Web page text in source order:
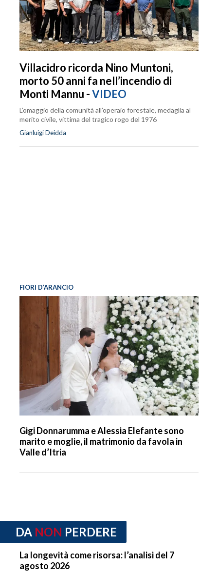
Villacidro ricorda Nino Muntoni,
morto 50 anni fa nell’incendio di
Monti Mannu -VIDEO
L’omaggio della comunità all’operaio forestale, medaglia al
merito civile, vittima del tragico rogo del 1976
Gianluigi Deidda
FIORI D’ARANCIO
Gigi Donnarumma e Alessia Elefante sono
marito e moglie, il matrimonio da favola in
Valle d’Itria
DA NON PERDERE
La longevità come risorsa: l’analisi del 7
agosto 2026